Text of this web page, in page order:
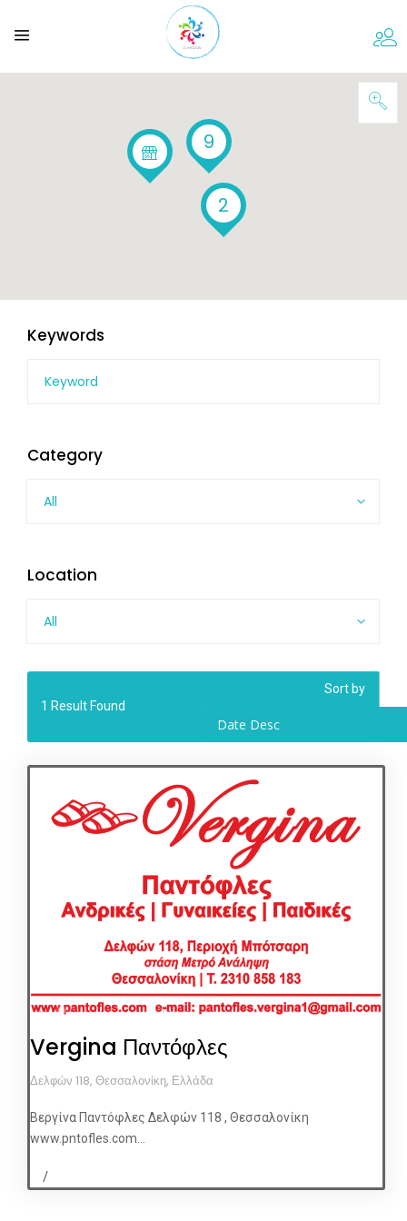
9
2
Keywords
Category
All
Location
All
1 Result Found
Sort by
Date Desc
Vergina Παντόφλες
Δελφών 118, Θεσσαλονίκη, Ελλάδα
Βεργίνα Παντόφλες Δελφών 118 , Θεσσαλονίκη
www.pntofles.com...